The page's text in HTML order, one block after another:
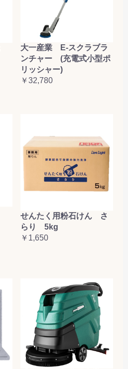
大一産業 E-スクラブラ
ンチャー (充電式小型ポ
リッシャー)
￥32,780
せんたく用粉石けん さ
らり 5kg
￥1,650